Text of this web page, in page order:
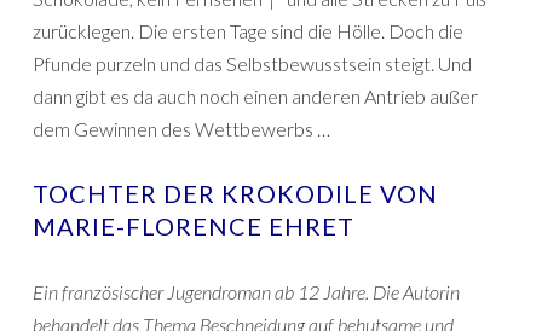
zurücklegen. Die ersten Tage sind die Hölle. Doch die
Pfunde purzeln und das Selbstbewusstsein steigt. Und
dann gibt es da auch noch einen anderen Antrieb außer
dem Gewinnen des Wettbewerbs …
TOCHTER DER KROKODILE VON
MARIE-FLORENCE EHRET
Ein französischer Jugendroman ab 12 Jahre. Die Autorin
behandelt das Thema Beschneidung auf behutsame und